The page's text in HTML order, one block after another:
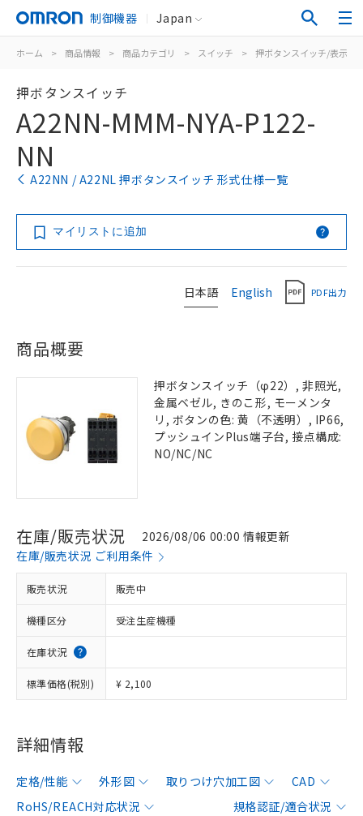
制御機器 Japan
ホーム > 商品情報 > 商品カテゴリ > スイッチ > 押ボタンスイッチ/表示灯
押ボタンスイッチ
A22NN-MMM-NYA-P122-
NN
A22NN / A22NL 押ボタンスイッチ 形式仕様一覧
マイリストに追加
日本語 English PDF出力
商品概要
押ボタンスイッチ（φ22）, 非照光,
金属ベゼル, きのこ形, モーメンタ
リ, ボタンの色: 黄（不透明）, IP66,
プッシュインPlus端子台, 接点構成:
NO/NC/NC
在庫/販売状況
2026/08/06 00:00 情報更新
在庫/販売状況 ご利用条件
販売状況 販売中
機種区分 受注生産機種
在庫状況
標準価格(税別) ¥ 2,100
詳細情報
定格/性能 外形図 取りつけ穴加工図
CAD
RoHS/REACH対応状況
規格認証/適合状況